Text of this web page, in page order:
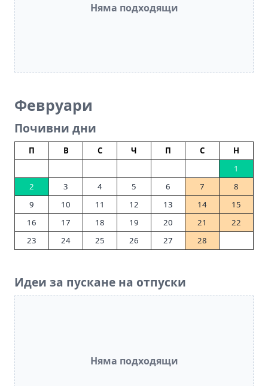
Няма подходящи
Февруари
Почивни дни
П В С Ч П С
Н
1
2
3 4 5 6 7
8
9
10 11 12 13 14
15
16
17 18 19 20 21
22
23
24 25 26 27 28
Идеи за пускане на отпуски
Няма подходящи